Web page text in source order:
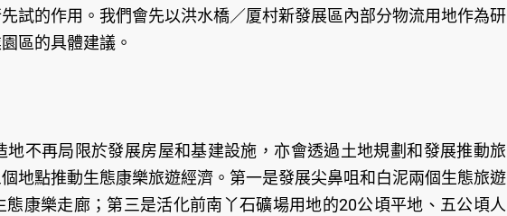
試的作用。我們會先以洪水橋／厦村新發展區內部分物流用地作為研
區的具體建議。
不再局限於發展房屋和基建設施，亦會透過土地規劃和發展推動旅
地點推動生態康樂旅遊經濟。第一是發展尖鼻咀和白泥兩個生態旅遊
康樂走廊；第三是活化前南丫石礦場用地的20公頃平地、五公頃人